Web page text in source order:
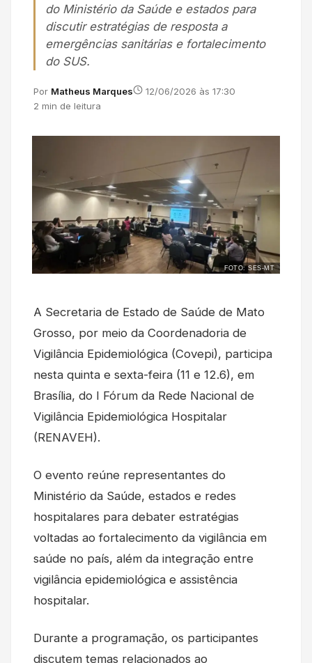
do Ministério da Saúde e estados para
discutir estratégias de resposta a
emergências sanitárias e fortalecimento
do SUS.
Por Matheus Marques
12/06/2026 às 17:30
2 min de leitura
FOTO: SES-MT
A Secretaria de Estado de Saúde de Mato
Grosso, por meio da Coordenadoria de
Vigilância Epidemiológica (Covepi), participa
nesta quinta e sexta-feira (11 e 12.6), em
Brasília, do I Fórum da Rede Nacional de
Vigilância Epidemiológica Hospitalar
(RENAVEH).
O evento reúne representantes do
Ministério da Saúde, estados e redes
hospitalares para debater estratégias
voltadas ao fortalecimento da vigilância em
saúde no país, além da integração entre
vigilância epidemiológica e assistência
hospitalar.
Durante a programação, os participantes
discutem temas relacionados ao